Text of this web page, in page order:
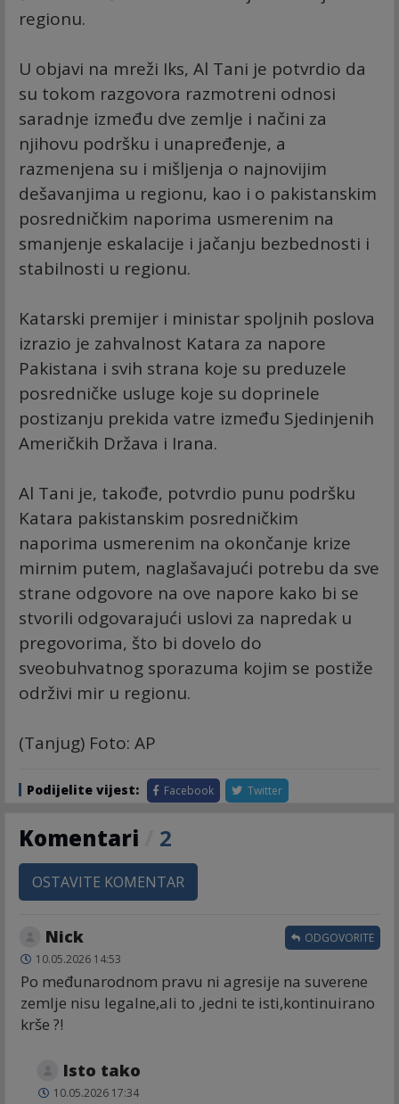
regionu.
U objavi na mreži Iks, Al Tani je potvrdio da
su tokom razgovora razmotreni odnosi
saradnje između dve zemlje i načini za
njihovu podršku i unapređenje, a
razmenjena su i mišljenja o najnovijim
dešavanjima u regionu, kao i o pakistanskim
posredničkim naporima usmerenim na
smanjenje eskalacije i jačanju bezbednosti i
stabilnosti u regionu.
Katarski premijer i ministar spoljnih poslova
izrazio je zahvalnost Katara za napore
Pakistana i svih strana koje su preduzele
posredničke usluge koje su doprinele
postizanju prekida vatre između Sjedinjenih
Američkih Država i Irana.
Al Tani je, takođe, potvrdio punu podršku
Katara pakistanskim posredničkim
naporima usmerenim na okončanje krize
mirnim putem, naglašavajući potrebu da sve
strane odgovore na ove napore kako bi se
stvorili odgovarajući uslovi za napredak u
pregovorima, što bi dovelo do
sveobuhvatnog sporazuma kojim se postiže
održivi mir u regionu.
(Tanjug) Foto: AP
Podijelite vijest: Facebook Twitter
Komentari 2
OSTAVITE KOMENTAR
Nick
10.05.2026 14:53
Po međunarodnom pravu ni agresije na suverene
zemlje nisu legalne,ali to ,jedni te isti,kontinuirano
krše ?!
ODGOVORITE
Isto tako
10.05.2026 17:34